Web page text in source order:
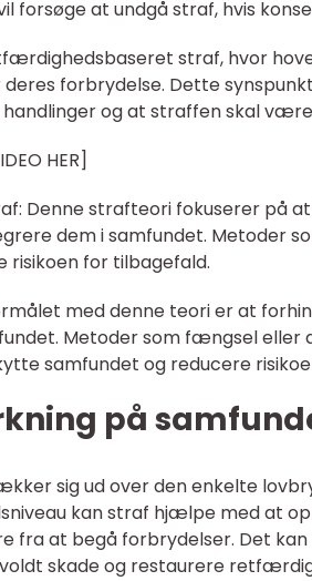
forsøge at undgå straf, hvis
straf, hvor
forbrydelse. Dette
og at straffen skal
HER]
Denne strafteori fokuserer på
dem i samfundet. Metoder
risikoen for tilbagefald.
med denne teori er at
Metoder som fængsel eller
samfundet og reducere
på
sig ud over den enkelte
kan straf hjælpe med at
fra at begå forbrydelser. Det
skade og restaurere